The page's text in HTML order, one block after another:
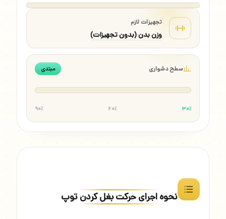
تجهیزات لازم
وزن بدن (بدون تجهیزات)
سطح دشواری مبتدی
۳۰٪ ۶۰٪ ۹۰٪
نحوه اجرای حرکت بغل کردن توپ